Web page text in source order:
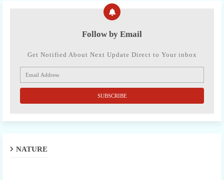
Follow by Email
Get Notified About Next Update Direct to Your inbox
NATURE